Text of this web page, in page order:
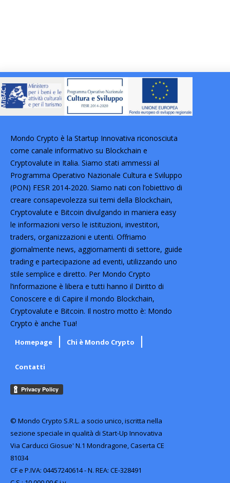
Mondo Crypto è la Startup Innovativa riconosciuta
come canale informativo su Blockchain e
Cryptovalute in Italia. Siamo stati ammessi al
Programma Operativo Nazionale Cultura e Sviluppo
(PON) FESR 2014-2020. Siamo nati con l’obiettivo di
creare consapevolezza sui temi della Blockchain,
Cryptovalute e Bitcoin divulgando in maniera easy
le informazioni verso le istituzioni, investitori,
traders, organizzazioni e utenti. Offriamo
giornalmente news, aggiornamenti di settore, guide
trading e partecipazione ad eventi, utilizzando uno
stile semplice e diretto. Per Mondo Crypto
l’informazione è libera e tutti hanno il Diritto di
Conoscere e di Capire il mondo Blockchain,
Cryptovalute e Bitcoin. Il nostro motto è: Mondo
Crypto è anche Tua!
Homepage Chi è Mondo Crypto
Contatti
© Mondo Crypto S.R.L. a socio unico, iscritta nella
sezione speciale in qualità di Start-Up Innovativa
Via Carducci Giosue' N.1 Mondragone, Caserta CE
81034
CF e P.IVA: 04457240614 - N. REA: CE-328491